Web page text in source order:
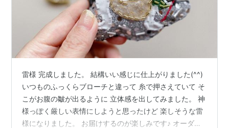
雷様 完成しました。 結構いい感じに仕上がりました(^^)
いつものふっくらブローチと違って 糸で押さえていて そ
こがお腹の皺が出るように 立体感を出してみました。 神
様っぽく厳しい表情にしようと思ったけど 楽しそうな雷
様になりました。 お届けするのが楽しみです♪ オーダー